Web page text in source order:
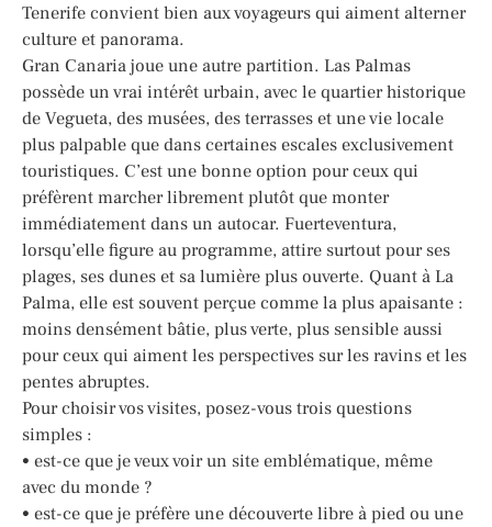
Tenerife convient bien aux voyageurs qui aiment alterner
culture et panorama.
Gran Canaria joue une autre partition. Las Palmas
possède un vrai intérêt urbain, avec le quartier historique
de Vegueta, des musées, des terrasses et une vie locale
plus palpable que dans certaines escales exclusivement
touristiques. C’est une bonne option pour ceux qui
préfèrent marcher librement plutôt que monter
immédiatement dans un autocar. Fuerteventura,
lorsqu’elle figure au programme, attire surtout pour ses
plages, ses dunes et sa lumière plus ouverte. Quant à La
Palma, elle est souvent perçue comme la plus apaisante :
moins densément bâtie, plus verte, plus sensible aussi
pour ceux qui aiment les perspectives sur les ravins et les
pentes abruptes.
Pour choisir vos visites, posez-vous trois questions
simples :
• est-ce que je veux voir un site emblématique, même
avec du monde ?
• est-ce que je préfère une découverte libre à pied ou une